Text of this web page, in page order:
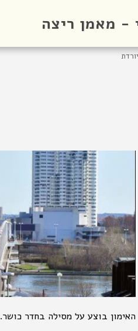
- מאמן ריצה
האימון בוצע על מסילה בחדר כושר.